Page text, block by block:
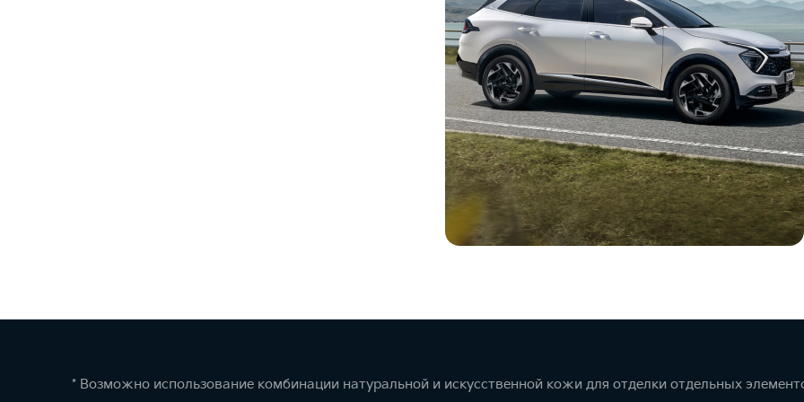
* Возможно использование комбинации натуральной и искусственной кожи для отделки отдельных